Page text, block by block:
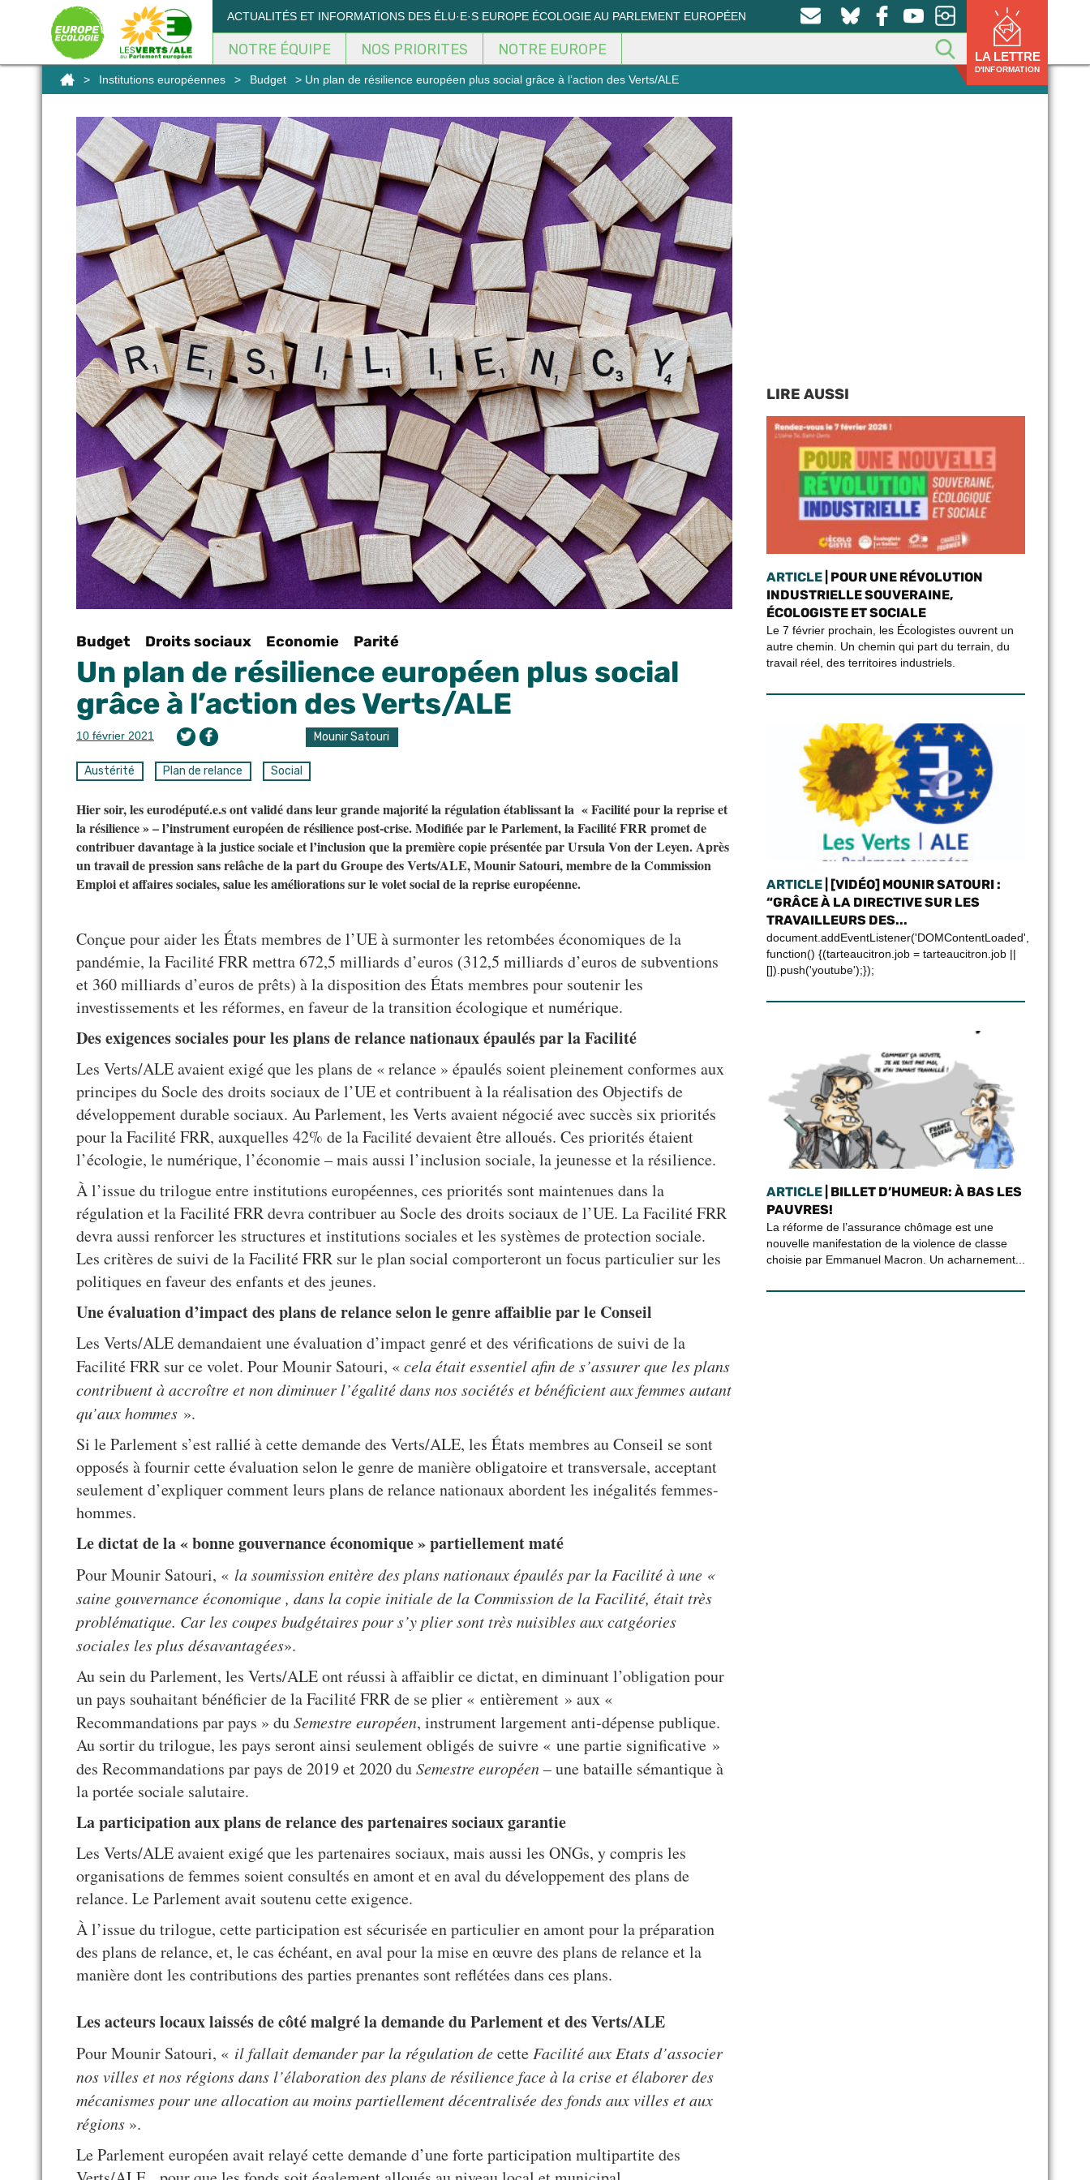
ACTUALITÉS ET INFORMATIONS DES ÉLU·E·S EUROPE ÉCOLOGIE AU PARLEMENT EUROPÉEN
NOTRE ÉQUIPE NOS PRIORITES NOTRE EUROPE LA LETTRE
D'INFORMATION
> Institutions européennes > Budget > Un plan de résilience européen plus social grâce à l’action des Verts/ALE
Budget Droits sociaux Economie Parité
Un plan de résilience européen plus social
grâce à l’action des Verts/ALE
10 février 2021 Mounir Satouri
Austérité Plan de relance Social
Hier soir, les eurodéputé.e.s ont validé dans leur grande majorité la régulation établissant la « Facilité pour la reprise et
la résilience » – l’instrument européen de résilience post-crise.Modifiée par le Parlement, la Facilité FRR promet de
contribuer davantage à la justice sociale et l’inclusion que la première copie présentée par Ursula Von der Leyen. Après
un travail de pression sans relâche de la part du Groupe des Verts/ALE,Mounir Satouri, membre de la Commission
Emploi et affaires sociales, salue les améliorations sur le volet social de la reprise européenne.
Conçue pour aider les États membres de l’UE à surmonter les retombées économiques de la
pandémie, la Facilité FRR mettra 672,5 milliards d’euros (312,5 milliards d’euros de subventions
et 360 milliards d’euros de prêts) à la disposition des États membres pour soutenir les
investissements et les réformes, en faveur de la transition écologique et numérique.
Des exigences sociales pour les plans de relance nationaux épaulés par la Facilité
Les Verts/ALE avaient exigé que les plans de « relance » épaulés soient pleinement conformes aux
principes du Socle des droits sociaux de l’UE et contribuent à la réalisation des Objectifs de
développement durable sociaux. Au Parlement, les Verts avaient négocié avec succès six priorités
pour la Facilité FRR, auxquelles 42% de la Facilité devaient être alloués. Ces priorités étaient
l’écologie, le numérique, l’économie – mais aussi l’inclusion sociale, la jeunesse et la résilience.
À l’issue du trilogue entre institutions européennes, ces priorités sont maintenues dans la
régulation et la Facilité FRR devra contribuer au Socle des droits sociaux de l’UE. La Facilité FRR
devra aussi renforcer les structures et institutions sociales et les systèmes de protection sociale.
Les critères de suivi de la Facilité FRR sur le plan social comporteront un focus particulier sur les
politiques en faveur des enfants et des jeunes.
Une évaluation d’impact des plans de relance selon le genre affaiblie par le Conseil
Les Verts/ALE demandaient une évaluation d’impact genré et des vérifications de suivi de la
Facilité FRR sur ce volet. Pour Mounir Satouri, «cela était essentiel afin de s’assurer que les plans
contribuent à accroître et non diminuer l’égalité dans nos sociétés et bénéficient aux femmes autant
qu’aux hommes ».
Si le Parlement s’est rallié à cette demande des Verts/ALE, les États membres au Conseil se sont
opposés à fournir cette évaluation selon le genre de manière obligatoire et transversale, acceptant
seulement d’expliquer comment leurs plans de relance nationaux abordent les inégalités femmes-
hommes.
Le dictat de la « bonne gouvernance économique » partiellement maté
Pour Mounir Satouri, « la soumission enitère des plans nationaux épaulés par la Facilité à une «
saine gouvernance économique , dans la copie initiale de la Commission de la Facilité, était très
problématique. Car les coupes budgétaires pour s’y plier sont très nuisibles aux catgéories
sociales les plus désavantagées».
Au sein du Parlement, les Verts/ALE ont réussi à affaiblir ce dictat, en diminuant l’obligation pour
un pays souhaitant bénéficier de la Facilité FRR de se plier « entièrement » aux «
Recommandations par pays » duSemestre européen, instrument largement anti-dépense publique.
Au sortir du trilogue, les pays seront ainsi seulement obligés de suivre « une partie significative »
des Recommandations par pays de 2019 et 2020 duSemestre européen– une bataille sémantique à
la portée sociale salutaire.
La participation aux plans de relance des partenaires sociaux garantie
Les Verts/ALE avaient exigé que les partenaires sociaux, mais aussi les ONGs, y compris les
organisations de femmes soient consultés en amont et en aval du développement des plans de
relance. Le Parlement avait soutenu cette exigence.
À l’issue du trilogue, cette participation est sécurisée en particulier en amont pour la préparation
des plans de relance, et, le cas échéant, en aval pour la mise en œuvre des plans de relance et la
manière dont les contributions des parties prenantes sont reflétées dans ces plans.
Les acteurs locaux laissés de côté malgré la demande du Parlement et des Verts/ALE
Pour Mounir Satouri, « il fallait demander parla régulation decette Facilité aux Etats d’associer
nos villes et nos régions dans l’élaboration des plans de résilience face à la crise et élaborer des
mécanismes pour une allocation au moinspartiellement décentralisée des fonds aux villes et aux
régions ».
Le Parlement européen avait relayé cette demande d’une forte participation multipartite des
LIRE AUSSI
ARTICLE| POUR UNE RÉVOLUTION
INDUSTRIELLE SOUVERAINE,
ÉCOLOGISTE ET SOCIALE
Le 7 février prochain, les Écologistes ouvrent un
autre chemin. Un chemin qui part du terrain, du
travail réel, des territoires industriels.
ARTICLE| [VIDÉO] MOUNIR SATOURI :
“GRÂCE À LA DIRECTIVE SUR LES
TRAVAILLEURS DES...
document.addEventListener('DOMContentLoaded',
function() {(tarteaucitron.job = tarteaucitron.job ||
[]).push('youtube');});
ARTICLE| BILLET D’HUMEUR: À BAS LES
PAUVRES!
La réforme de l’assurance chômage est une
nouvelle manifestation de la violence de classe
choisie par Emmanuel Macron. Un acharnement...
Panneau de gestion des cookies